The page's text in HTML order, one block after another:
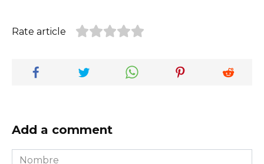
Rate article
Add a comment
Nombre